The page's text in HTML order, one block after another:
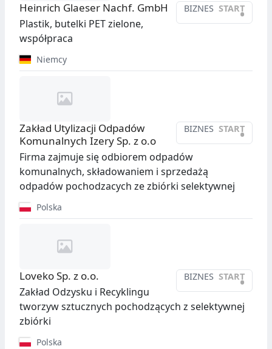
BIZNES START
•
Heinrich Glaeser Nachf. GmbH
Plastik, butelki PET zielone,
współpraca
Niemcy
BIZNES START
•
Zakład Utylizacji Odpadów
Komunalnych Izery Sp. z o.o
Firma zajmuje się odbiorem odpadów
komunalnych, składowaniem i sprzedażą
odpadów pochodzacych ze zbiórki selektywnej
Polska
BIZNES START
•
Loveko Sp. z o.o.
Zakład Odzysku i Recyklingu
tworzyw sztucznych pochodzących z selektywnej
zbiórki
Polska